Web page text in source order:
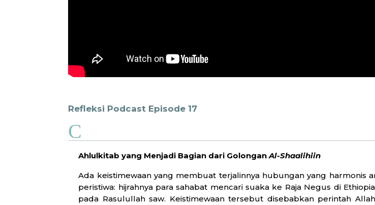
Refleksi Podcast Episode 17
C
Ahlulkitab yang Menjadi Bagian dari GolonganAl-Shaalihiin
Ada keistimewaan yang membuat terjalinnya hubungan yang
peristiwa: hijrahnya para sahabat mencari suaka ke Raja Negus di
pada Rasulullah saw. Keistimewaan tersebut disebabkan perintah